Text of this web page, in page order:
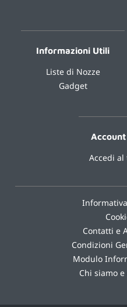
Informazioni Utili
Liste di Nozze
Gadget
Accedi
Contatti e
Condizioni
Modulo
Chi siamo